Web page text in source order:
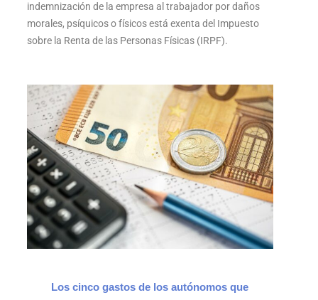
indemnización de la empresa al trabajador por daños
morales, psíquicos o físicos está exenta del Impuesto
sobre la Renta de las Personas Físicas (IRPF).
Los cinco gastos de los autónomos que